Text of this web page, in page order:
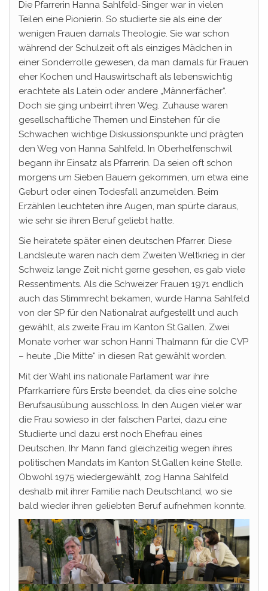
Die Pfarrerin Hanna Sahlfeld-Singer war in vielen
Teilen eine Pionierin. So studierte sie als eine der
wenigen Frauen damals Theologie. Sie war schon
während der Schulzeit oft als einziges Mädchen in
einer Sonderrolle gewesen, da man damals für Frauen
eher Kochen und Hauswirtschaft als lebenswichtig
erachtete als Latein oder andere „Männerfächer“.
Doch sie ging unbeirrt ihren Weg. Zuhause waren
gesellschaftliche Themen und Einstehen für die
Schwachen wichtige Diskussionspunkte und prägten
den Weg von Hanna Sahlfeld. In Oberhelfenschwil
begann ihr Einsatz als Pfarrerin. Da seien oft schon
morgens um Sieben Bauern gekommen, um etwa eine
Geburt oder einen Todesfall anzumelden. Beim
Erzählen leuchteten ihre Augen, man spürte daraus,
wie sehr sie ihren Beruf geliebt hatte.
Sie heiratete später einen deutschen Pfarrer. Diese
Landsleute waren nach dem Zweiten Weltkrieg in der
Schweiz lange Zeit nicht gerne gesehen, es gab viele
Ressentiments. Als die Schweizer Frauen 1971 endlich
auch das Stimmrecht bekamen, wurde Hanna Sahlfeld
von der SP für den Nationalrat aufgestellt und auch
gewählt, als zweite Frau im Kanton St.Gallen. Zwei
Monate vorher war schon Hanni Thalmann für die CVP
– heute „Die Mitte“ in diesen Rat gewählt worden.
Mit der Wahl ins nationale Parlament war ihre
Pfarrkarriere fürs Erste beendet, da dies eine solche
Berufsausübung ausschloss. In den Augen vieler war
die Frau sowieso in der falschen Partei, dazu eine
Studierte und dazu erst noch Ehefrau eines
Deutschen. Ihr Mann fand gleichzeitig wegen ihres
politischen Mandats im Kanton St.Gallen keine Stelle.
Obwohl 1975 wiedergewählt, zog Hanna Sahlfeld
deshalb mit ihrer Familie nach Deutschland, wo sie
bald wieder ihren geliebten Beruf aufnehmen konnte.